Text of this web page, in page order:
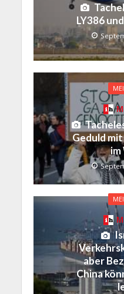
LY386
Geduld
im
aber
China